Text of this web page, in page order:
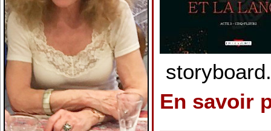
storyboard.
En savoir